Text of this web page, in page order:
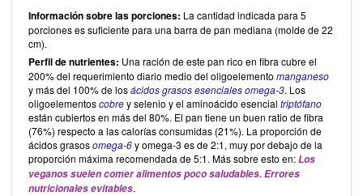
Información sobre las porciones: La cantidad indicada para 5
porciones es suficiente para una barra de pan mediana (molde de 22
cm).
Perfil de nutrientes: Una ración de este pan rico en fibra cubre el
200% del requerimiento diario medio del oligoelemento manganeso
y más del 100% de losácidos grasos esenciales omega-3. Los
oligoelementoscobrey selenio y el aminoácido esencial triptófano
están cubiertos en más del 80%. El pan tiene un buen ratio de fibra
(76%) respecto a las calorías consumidas (21%). La proporción de
ácidos grasosomega-6y omega-3 es de 2:1, muy por debajo de la
proporción máxima recomendada de 5:1. Más sobre esto en:Los
veganos suelen comer alimentos poco saludables. Errores
nutricionales evitables.